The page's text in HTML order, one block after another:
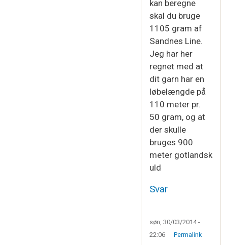
kan beregne
skal du bruge
1105 gram af
Sandnes Line.
Jeg har her
regnet med at
dit garn har en
løbelængde på
110 meter pr.
50 gram, og at
der skulle
bruges 900
meter gotlandsk
uld
Svar
søn, 30/03/2014 -
22:06
Permalink